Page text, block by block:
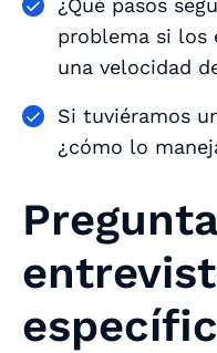
problema si los
una velocidad
Si tuviéramos
¿cómo lo